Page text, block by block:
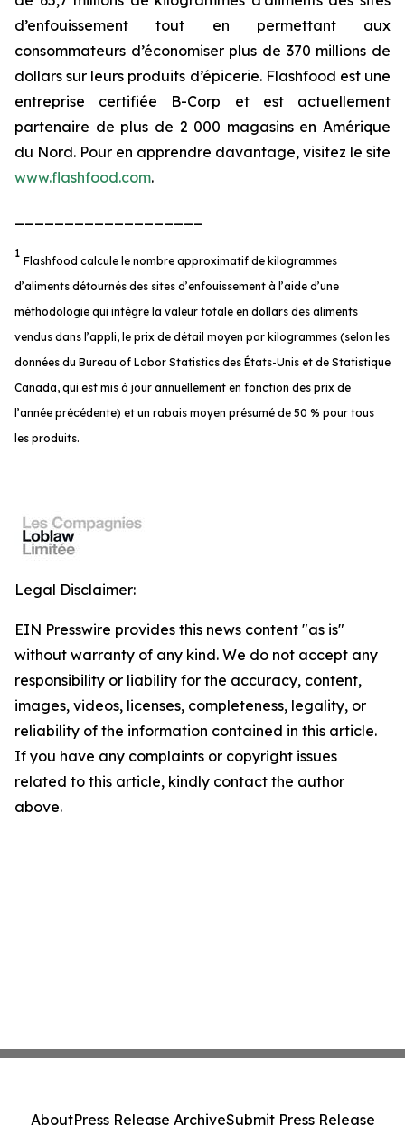
d’enfouissement tout en permettant aux
consommateurs d’économiser plus de 370 millions de
dollars sur leurs produits d’épicerie. Flashfood est une
entreprise certifiée B-Corp et est actuellement
partenaire de plus de 2 000 magasins en Amérique
du Nord. Pour en apprendre davantage, visitez le site
www.flashfood.com.
1
Flashfood calcule le nombre approximatif de kilogrammes
d’aliments détournés des sites d’enfouissement à l’aide d’une
méthodologie qui intègre la valeur totale en dollars des aliments
vendus dans l’appli, le prix de détail moyen par kilogrammes (selon les
données du Bureau of Labor Statistics des États-Unis et de Statistique
Canada, qui est mis à jour annuellement en fonction des prix de
l’année précédente) et un rabais moyen présumé de 50 % pour tous
les produits.
Legal Disclaimer:
EIN Presswire provides this news content "as is"
without warranty of any kind. We do not accept any
responsibility or liability for the accuracy, content,
images, videos, licenses, completeness, legality, or
reliability of the information contained in this article.
If you have any complaints or copyright issues
related to this article, kindly contact the author
above.
AboutPress Release ArchiveSubmit Press Release